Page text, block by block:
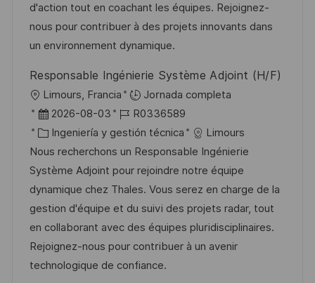
n
p
u
b
i
c
a
c
i
ó
n
p
l
e
r
í
a
d'action tout en coachant les équipes. Rejoignez-
nous pour contribuer à des projets innovants dans
un environnement dynamique.
Responsable Ingénierie Système Adjoint (H/F)
U
b
c
a
c
i
ó
n
Limours, Francia
Jornada completa
F
e
c
h
a
d
e
p
u
2026-08-03
I
D
d
e
e
m
p
l
e
R0336589
C
a
t
e
g
o
r
í
Ingeniería y gestión técnica
Limours
Nous recherchons un Responsable Ingénierie
Système Adjoint pour rejoindre notre équipe
dynamique chez Thales. Vous serez en charge de la
gestion d'équipe et du suivi des projets radar, tout
en collaborant avec des équipes pluridisciplinaires.
Rejoignez-nous pour contribuer à un avenir
technologique de confiance.